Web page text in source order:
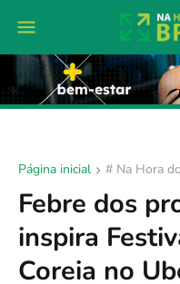
Página inicial # Na Hora
Febre dos
inspira
Coreia no